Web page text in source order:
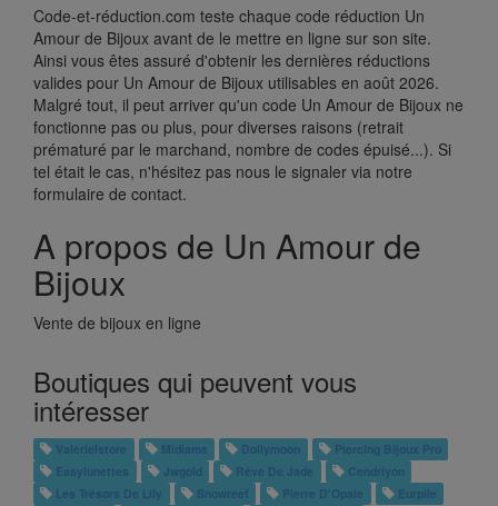
Code-et-réduction.com teste chaque code réduction Un
Amour de Bijoux avant de le mettre en ligne sur son site.
Ainsi vous êtes assuré d'obtenir les dernières réductions
valides pour Un Amour de Bijoux utilisables en août 2026.
Malgré tout, il peut arriver qu'un code Un Amour de Bijoux ne
fonctionne pas ou plus, pour diverses raisons (retrait
prématuré par le marchand, nombre de codes épuisé...). Si
tel était le cas, n'hésitez pas nous le signaler via notre
formulaire de contact.
A propos de Un Amour de
Bijoux
Vente de bijoux en ligne
Boutiques qui peuvent vous
intéresser
Valérielstore Midiams Dollymoon
Piercing Bijoux Pro
Easylunettes
Jwgold Rêve De Jade
Cendriyon
Les Trésors De Lily
Snowreef Pierre D'Opale
Eurpile